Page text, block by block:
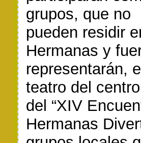
grupos, que no
pueden residir
Hermanas y
representarán,
teatro del
del “XIV
Hermanas